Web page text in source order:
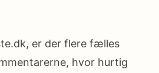
er der flere fælles
hvor hurtig